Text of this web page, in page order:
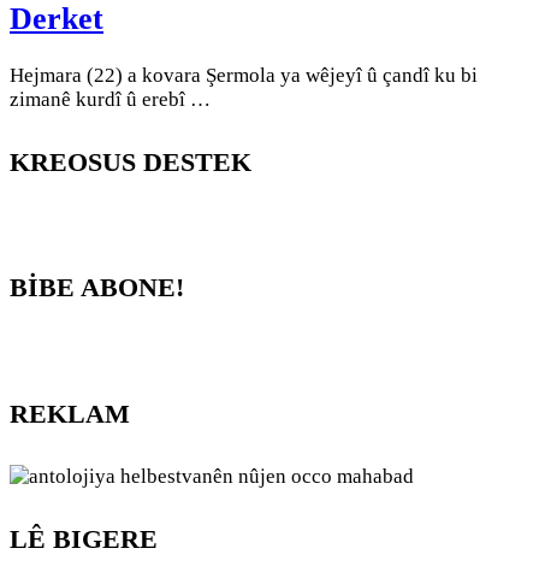
Derket
Hejmara (22) a kovara Şermola ya wêjeyî û çandî ku bi
zimanê kurdî û erebî …
KREOSUS DESTEK
BİBE ABONE!
REKLAM
LÊ BIGERE